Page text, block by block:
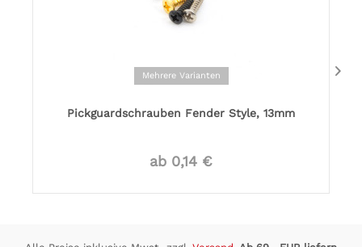
Mehrere Varianten
Pickguardschrauben Fender Style, 13mm
ab 0,14 €